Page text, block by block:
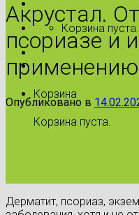
Корзина пуста.
Корзина
Корзина пуста.
Акрустал.
псориазе и
Опубликовано в
Дерматит, псориаз,